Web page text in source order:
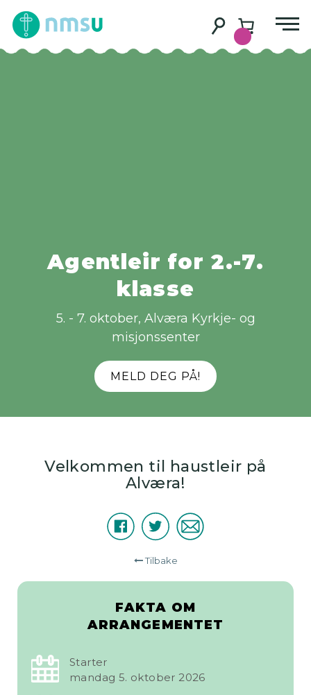
Agentleir for 2.-7.
klasse
5. - 7. oktober Alværa Kyrkje- og
misjonssenter
MELD DEG PÅ!
Velkommen til haustleir på
Alværa!
Del
FacebookTwitterE-
post
Tilbake
FAKTA OM
ARRANGEMENTET
Starter
mandag 5. oktober 2026